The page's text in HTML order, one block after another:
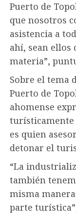
Puerto de
que nosotros
asistencia a
ahí, sean ellos
materia”,
Sobre el tema
Puerto de
ahomense
turísticamente
es quien
detonar el
“La
también
misma
parte